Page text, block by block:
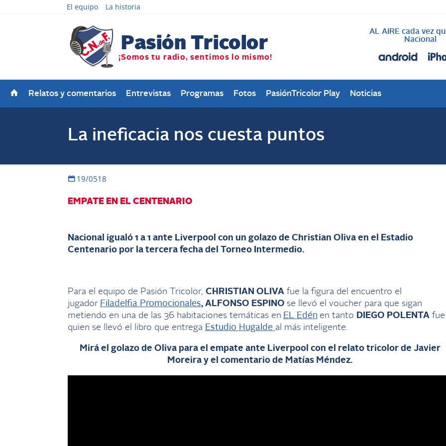
El equipo La historia
AL AIRE cada vez
Nacional
Relatos y comentarios Entrevistas Programas Fotos PasiónTricolor Play Noticias
La ineficacia nos cuesta puntos
19/0518
EMPATE EN EL CENTENARIO
Nacional igualó 1 a 1 ante Liverpool con un golazo de Christian Oliva en el Estadio
Centenario por la tercera fecha del Torneo Intermedio.
Para el equipo de Pasión Tricolor, CHRISTIAN OLIVAfue la figura del encuentro el
jugador Filadelfia Promocionales, ALFONSO ESPINO se llevó el voucher para que sigan
metiendo en una de las 36 habitaciones temáticas en EL Edén en tanto DIEGO POLENTAfue
quien se llevó el libro que entrega Estudio Hugalde al más inteligente.
Mirá el golazo de Oliva para el empate ante Liverpool con el relato tricolor de Javier
Moreira y el comentario de Matías Méndez.